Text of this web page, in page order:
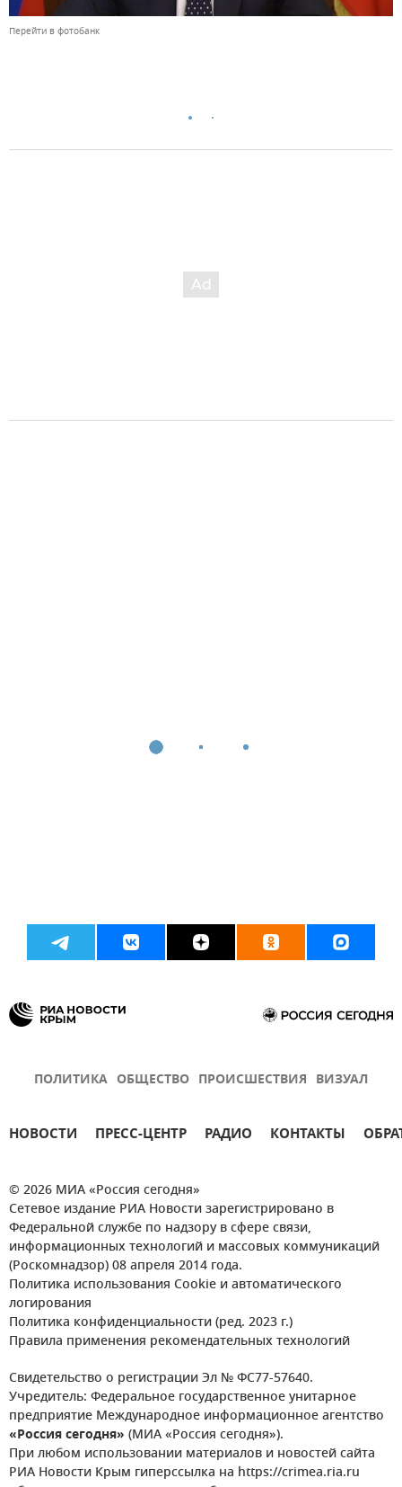
Перейти в фотобанк
ПОЛИТИКА ОБЩЕСТВО ПРОИСШЕСТВИЯ ВИЗУАЛ
НОВОСТИ ПРЕСС-ЦЕНТР РАДИО КОНТАКТЫ
© 2026 МИА «Россия сегодня»
Сетевое издание РИА Новости зарегистрировано в
Федеральной службе по надзору в сфере связи,
информационных технологий и массовых коммуникаций
(Роскомнадзор) 08 апреля 2014 года.
Политика использования Cookie и автоматического
логирования
Политика конфиденциальности (ред. 2023 г.)
Правила применения рекомендательных технологий
Свидетельство о регистрации Эл № ФС77-57640.
Учредитель: Федеральное государственное унитарное
предприятие Международное информационное агентство
«Россия сегодня» (МИА «Россия сегодня»).
При любом использовании материалов и новостей сайта
РИА Новости Крым гиперссылка на https://crimea.ria.ru